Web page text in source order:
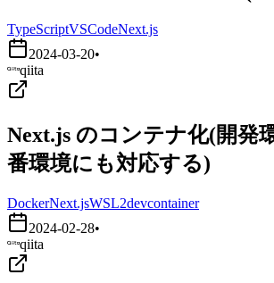
TypeScriptVSCodeNext.js
2024-03-20•
qiita
Next.js のコンテナ化(開発
番環境にも対応する)
DockerNext.jsWSL2devcontainer
2024-02-28•
qiita